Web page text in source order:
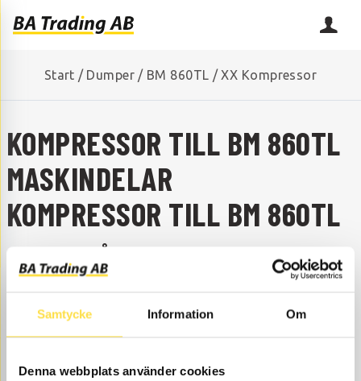
Samtycke Information Om
Denna webbplats använder cookies
Start / Dumper / BM 860TL / XX Kompressor
KOMPRESSOR TILL BM 860TL
MASKINDELAR
KOMPRESSOR TILL BM 860TL
SAKNAR DU NÅGON RESERVDEL?
Kontakta oss så hjälper vi dig!
Kompressor till BM 860TL dumper finns som
till dumper finns som nya eller begagnade och varsamt